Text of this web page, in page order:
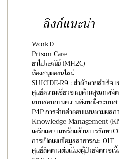
ลิงก์แนะนำ
WorkD
Prison Care
ยาไปรษณีย์ (MH2C)
ห้องสมุดออนไลน์
SUICIDE-R9 : ฆ่าตัวตายสำเร็จ
ศูนย์ความเชี่ยวชาญด้านสุขภาพจิ
แบบสอบถามความพึงพอใจระบบส
P4P การจ่ายค่าตอบแทนตามผลก
Knowledge Management
เตรียมความพร้อมด้านการรักษา
การเปิดเผยข้อมูลสาธารณะ OIT
ศูนย์ติดตามต่อเนื่องผู้ป่วยจิตเวชเ